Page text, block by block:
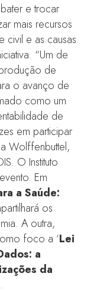
e trocar
mais recursos
civil e as causas
“Um de
de
o avanço de
como um
de
em participar
Wolffenbuttel,
O Instituto
Em
a Saúde:
os
A outra,
foco a ‘Lei
a
da
.